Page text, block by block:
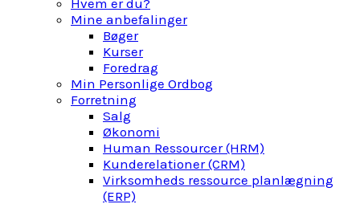
Hvem er du?
Mine anbefalinger
Bøger
Kurser
Foredrag
Min Personlige Ordbog
Forretning
Salg
Økonomi
Human Ressourcer (HRM)
Kunderelationer (CRM)
Virksomheds ressource planlægning
(ERP)